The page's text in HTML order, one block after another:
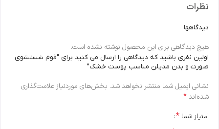
نظرات
دیدگاهها
هیچ دیدگاهی برای این محصول نوشته نشده است.
اولین نفری باشید که دیدگاهی را ارسال می کنید برای “فوم شستشوی
صورت و بدن مدیلن مناسب پوست خشک”
نشانی ایمیل شما منتشر نخواهد شد. بخش‌های موردنیاز علامت‌گذاری
شده‌اند*
امتیاز شما *